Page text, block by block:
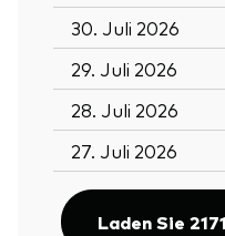
30. Juli 2026
29. Juli 2026
28. Juli 2026
27. Juli 2026
Laden Sie